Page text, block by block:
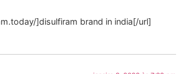
]disulfiram brand in india[/url]